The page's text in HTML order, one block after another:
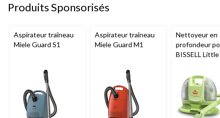
Produits Sponsorisés
Aspirateur traîneau
Miele Guard S1
Aspirateur traîneau
Miele Guard M1
Nettoyeur en
profondeur
BISSELL
tapis et tissus